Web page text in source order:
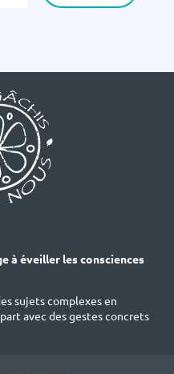
à éveiller les consciences
sujets complexes en
avec des gestes concrets